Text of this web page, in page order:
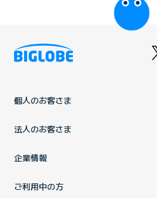
個人のお客さま
法人のお客さま
企業情報
ご利用中の方